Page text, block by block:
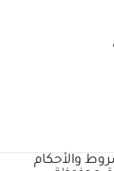
والأحكام